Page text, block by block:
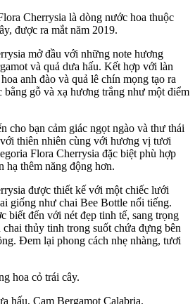
Cherrysia là dòng nước hoa thuộc
được ra mắt năm 2019.
mở đầu với những note hương
và quả dưa hấu. Kết hợp với làn
anh đào và quả lê chín mọng tạo ra
gỗ và xạ hương trắng như một điểm
cho bạn cảm giác ngọt ngào và thư thái
thiên nhiên cùng với hương vị tươi
Flora Cherrysia đặc biệt phù hợp
hạ thêm năng động hơn.
được thiết kế với một chiếc lưới
giống như chai Bee Bottle nổi tiếng.
biết đến với nét đẹp tinh tế, sang trọng
thủy tinh trong suốt chứa đựng bên
Đem lại phong cách nhẹ nhàng, tươi
hoa cỏ trái cây.
hấu, Cam Bergamot Calabria.